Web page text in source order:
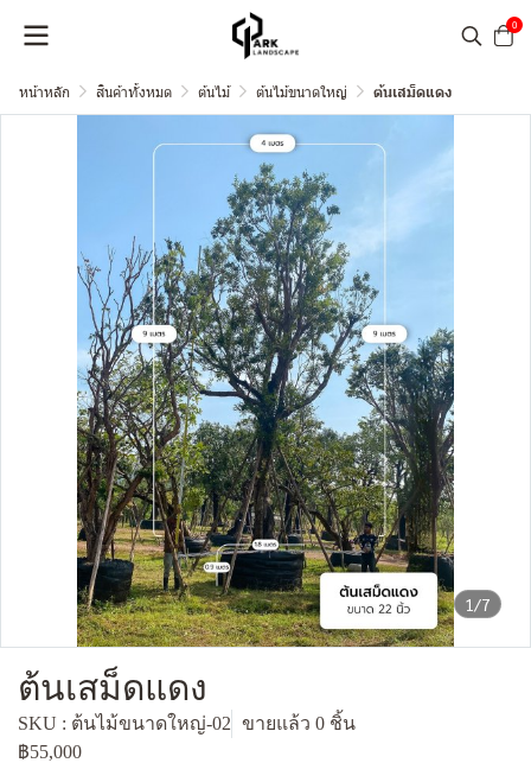
0
หน้าหลัก สินค้าทั้งหมด ต้นไม้ ต้นไม้ขนาดใหญ่ ต้นเสม็ดแดง
1/7
ต้นเสม็ดแดง
SKU : ต้นไม้ขนาดใหญ่-02 ขายแล้ว 0 ชิ้น
฿55,000